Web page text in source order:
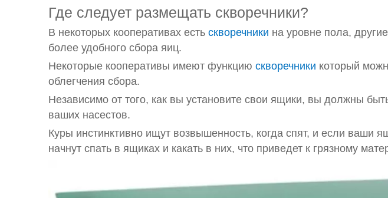
Где следует размещать скворечники?
В некоторых кооперативах есть скворечники на уровне пола,
более удобного сбора яиц.
Некоторые кооперативы имеют функцию скворечники который
облегчения сбора.
Независимо от того, как вы установите свои ящики, вы должны
ваших насестов.
Куры инстинктивно ищут возвышенность, когда спят, и если ваши
начнут спать в ящиках и какать в них, что приведет к грязному